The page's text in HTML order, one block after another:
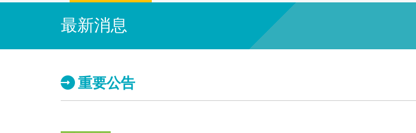
最新消息
重要公告